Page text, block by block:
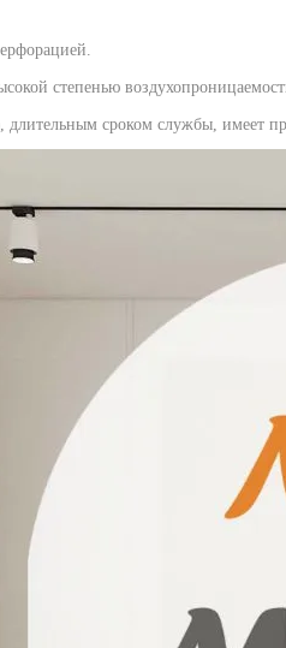
степенью
длительным сроком службы, имеет